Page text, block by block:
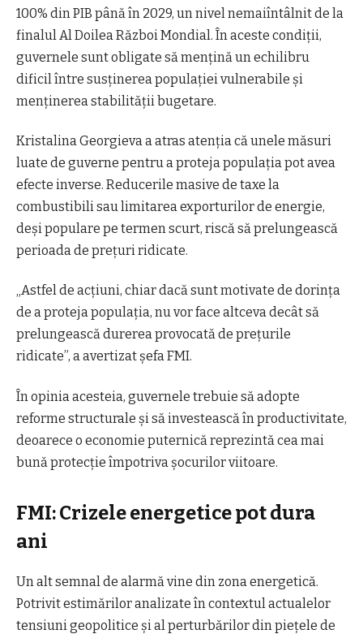
100% din PIB până în 2029, un nivel nemaiîntâlnit de la
finalul Al Doilea Război Mondial. În aceste condiții,
guvernele sunt obligate să mențină un echilibru
dificil între susținerea populației vulnerabile și
menținerea stabilității bugetare.
Kristalina Georgieva a atras atenția că unele măsuri
luate de guverne pentru a proteja populația pot avea
efecte inverse. Reducerile masive de taxe la
combustibili sau limitarea exporturilor de energie,
deși populare pe termen scurt, riscă să prelungească
perioada de prețuri ridicate.
„Astfel de acțiuni, chiar dacă sunt motivate de dorința
de a proteja populația, nu vor face altceva decât să
prelungească durerea provocată de prețurile
ridicate”, a avertizat șefa FMI.
În opinia acesteia, guvernele trebuie să adopte
reforme structurale și să investească în productivitate,
deoarece o economie puternică reprezintă cea mai
bună protecție împotriva șocurilor viitoare.
FMI: Crizele energetice pot dura
ani
Un alt semnal de alarmă vine din zona energetică.
Potrivit estimărilor analizate în contextul actualelor
tensiuni geopolitice și al perturbărilor din piețele de